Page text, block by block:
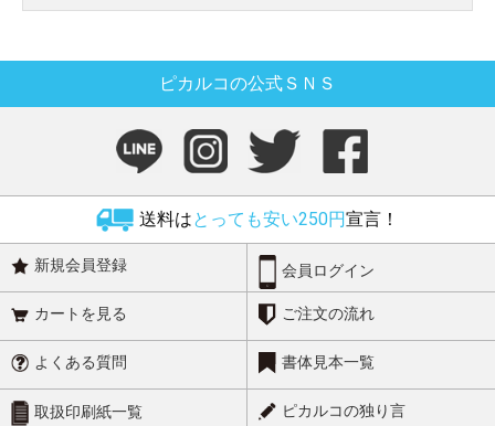
ピカルコの公式ＳＮＳ
送料はとっても安い250円宣言！
新規会員登録 会員ログイン
カートを見る ご注文の流れ
よくある質問 書体見本一覧
取扱印刷紙一覧 ピカルコの独り言